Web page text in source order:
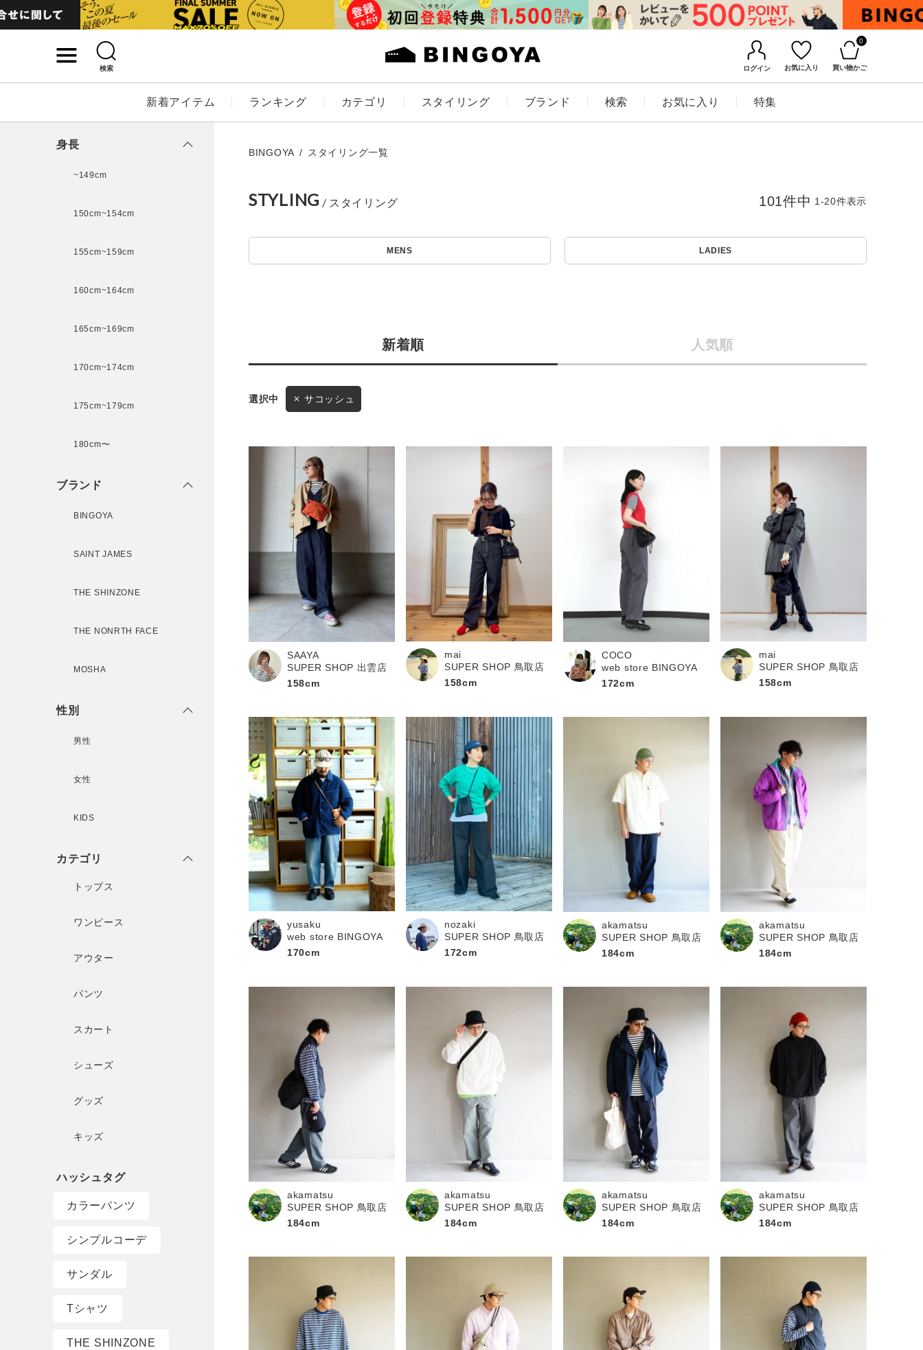
検索 ログイン お気に入り
0
買い物かご
新着アイテム ランキング カテゴリ スタイリング ブランド 検索 お気に入り 特集
条件絞り込み検索
カテゴリから探す
履き比べ可能商品から探す
店舗一覧
会社概要
お知らせ・ご利用ガイド
お知らせ
ご利用ガイド
ギフトラッピング
お問い合わせ
無料公式アプリダウンロード
キーワード
LADIES KIDS
価格
在庫
在庫なし含む
この条件で絞り込む
身長
~149cm
150cm~154cm
155cm~159cm
160cm~164cm
165cm~169cm
170cm~174cm
175cm~179cm
180cm〜
ブランド
BINGOYA
SAINT JAMES
THE SHINZONE
THE NONRTH FACE
MOSHA
性別
男性
女性
KIDS
カテゴリ
トップス
ワンピース
アウター
パンツ
スカート
シューズ
グッズ
キッズ
カラーパンツ
シンプルコーデ
サンダル
Tシャツ
THE SHINZONE
BINGOYA スタイリング一覧
STYLING
MENS LADIES
新着順 人気順
101件中 1-20件表示
サコッシュ
SAAYA
SUPER SHOP 出雲店
158cm
mai
SUPER SHOP 鳥取店
158cm
COCO
web store BINGOYA
172cm
mai
SUPER SHOP 鳥取店
158cm
yusaku
web store BINGOYA
170cm
nozaki
SUPER SHOP 鳥取店
172cm
akamatsu
SUPER SHOP 鳥取店
184cm
akamatsu
SUPER SHOP 鳥取店
184cm
akamatsu
SUPER SHOP 鳥取店
184cm
akamatsu
SUPER SHOP 鳥取店
184cm
akamatsu
SUPER SHOP 鳥取店
184cm
akamatsu
SUPER SHOP 鳥取店
184cm